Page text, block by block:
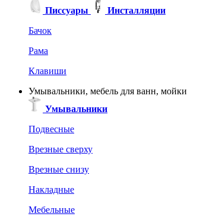
Писсуары
Инсталляции
Бачок
Рама
Клавиши
Умывальники, мебель для ванн, мойки
Умывальники
Подвесные
Врезные сверху
Врезные снизу
Накладные
Мебельные